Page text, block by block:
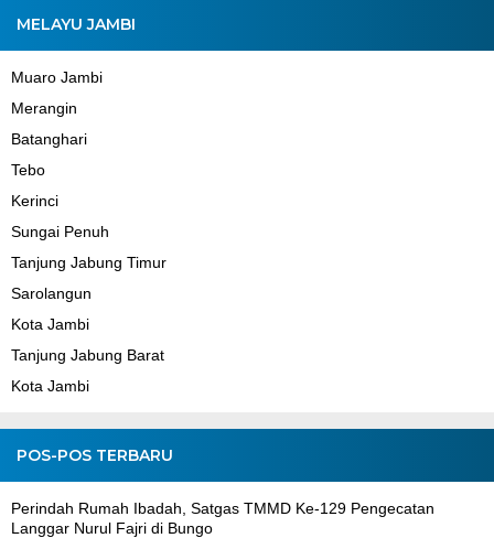
MELAYU JAMBI
Muaro Jambi
Merangin
Batanghari
Tebo
Kerinci
Sungai Penuh
Tanjung Jabung Timur
Sarolangun
Kota Jambi
Tanjung Jabung Barat
Kota Jambi
POS-POS TERBARU
Perindah Rumah Ibadah, Satgas TMMD Ke-129 Pengecatan
Langgar Nurul Fajri di Bungo